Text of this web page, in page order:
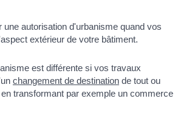
une autorisation d'urbanisme quand vos
extérieur de votre bâtiment.
est différente si vos travaux
changement de destination de tout ou
transformant par exemple un commerce